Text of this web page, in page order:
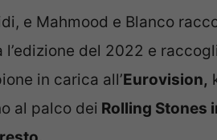
e Mahmood e Blanco
l’edizione del 2022 e
in carica all’Eurovision,
al palco dei Rolling Stones